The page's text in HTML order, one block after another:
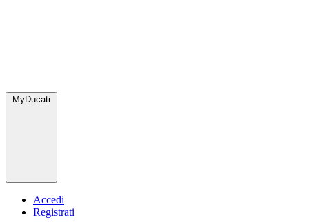
MyDucati
Accedi
Registrati